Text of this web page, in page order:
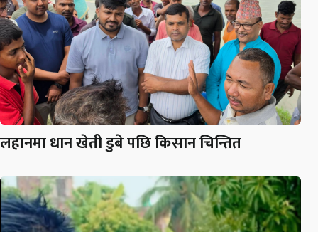
लहानमा धान खेती डुबे पछि किसान चिन्तित